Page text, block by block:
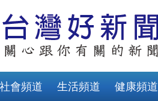
社會頻道 生活頻道 健康頻道